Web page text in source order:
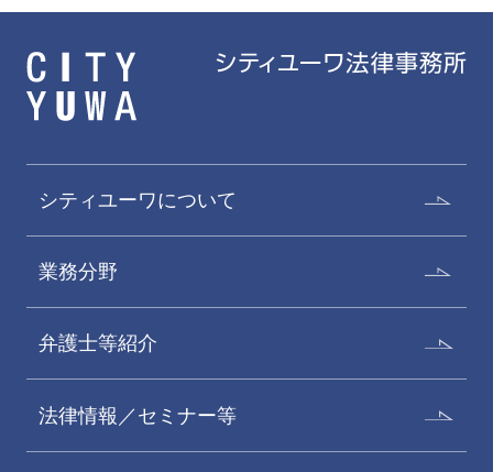
シティユーワについて
業務分野
弁護士等紹介
法律情報／セミナー等